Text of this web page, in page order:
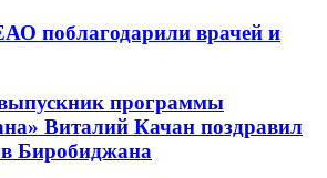
поблагодарили врачей и
программы
Виталий Качан поздравил
Биробиджана